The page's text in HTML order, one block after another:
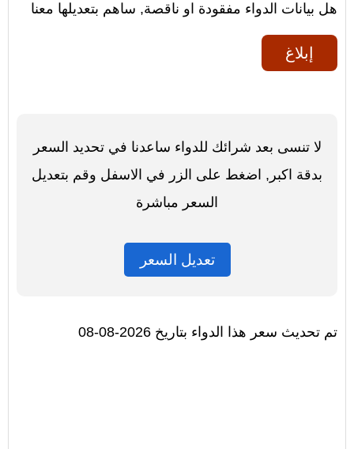
هل بيانات الدواء مفقودة او ناقصة, ساهم بتعديلها معنا
إبلاغ
لا تنسى بعد شرائك للدواء ساعدنا في تحديد السعر
بدقة اكبر, اضغط على الزر في الاسفل وقم بتعديل
السعر مباشرة
تعديل السعر
تم تحديث سعر هذا الدواء بتاريخ 2026-08-08